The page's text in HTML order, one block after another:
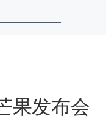
果发布会